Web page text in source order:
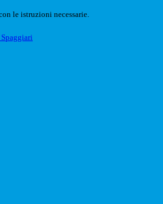
le istruzioni necessarie.